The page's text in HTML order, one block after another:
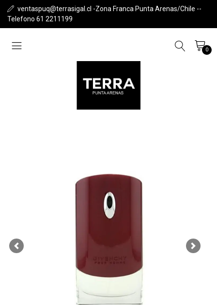
ventaspuq@terrasigal.cl -Zona Franca Punta Arenas/Chile --
Telefono 61 2211199
0
Previous Next